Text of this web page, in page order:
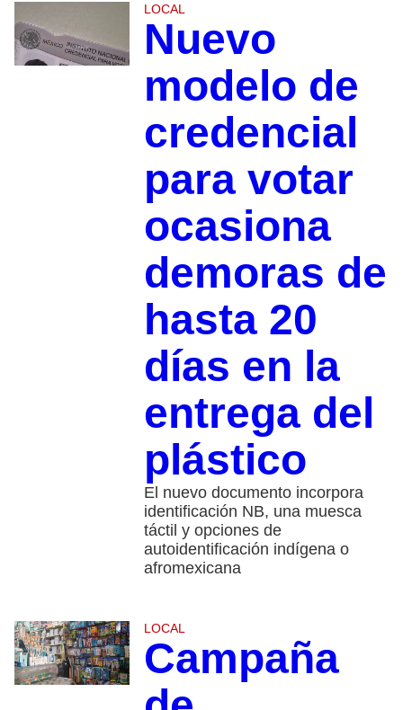
LOCAL
Nuevo
modelo de
credencial
para votar
ocasiona
demoras de
hasta 20
días en la
entrega del
plástico
El nuevo documento incorpora
identificación NB, una muesca
táctil y opciones de
autoidentificación indígena o
afromexicana
LOCAL
Campaña